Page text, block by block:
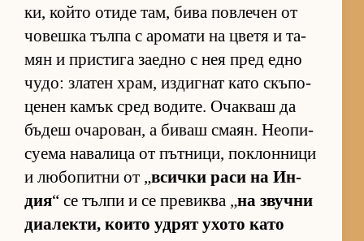
ки, който отиде там, бива пов­ле­чен от
чо­вешка тълпа с аро­мати на цветя и та­
мян и прис­тига за­едно с нея пред едно
чу­до: зла­тен храм, из­диг­нат като скъ­по­
це­нен ка­мък сред во­ди­те. Очак­ваш да
бъ­деш оча­ро­ван, а би­ваш сма­ян. Не­о­пи­
су­ема на­ва­лица от път­ни­ци, пок­лон­ници
и лю­бо­питни от „всички раси на Ин­
дия“ се тълпи и се пре­виква „на звучни
ди­а­лек­ти, ко­ито уд­рят ухото като